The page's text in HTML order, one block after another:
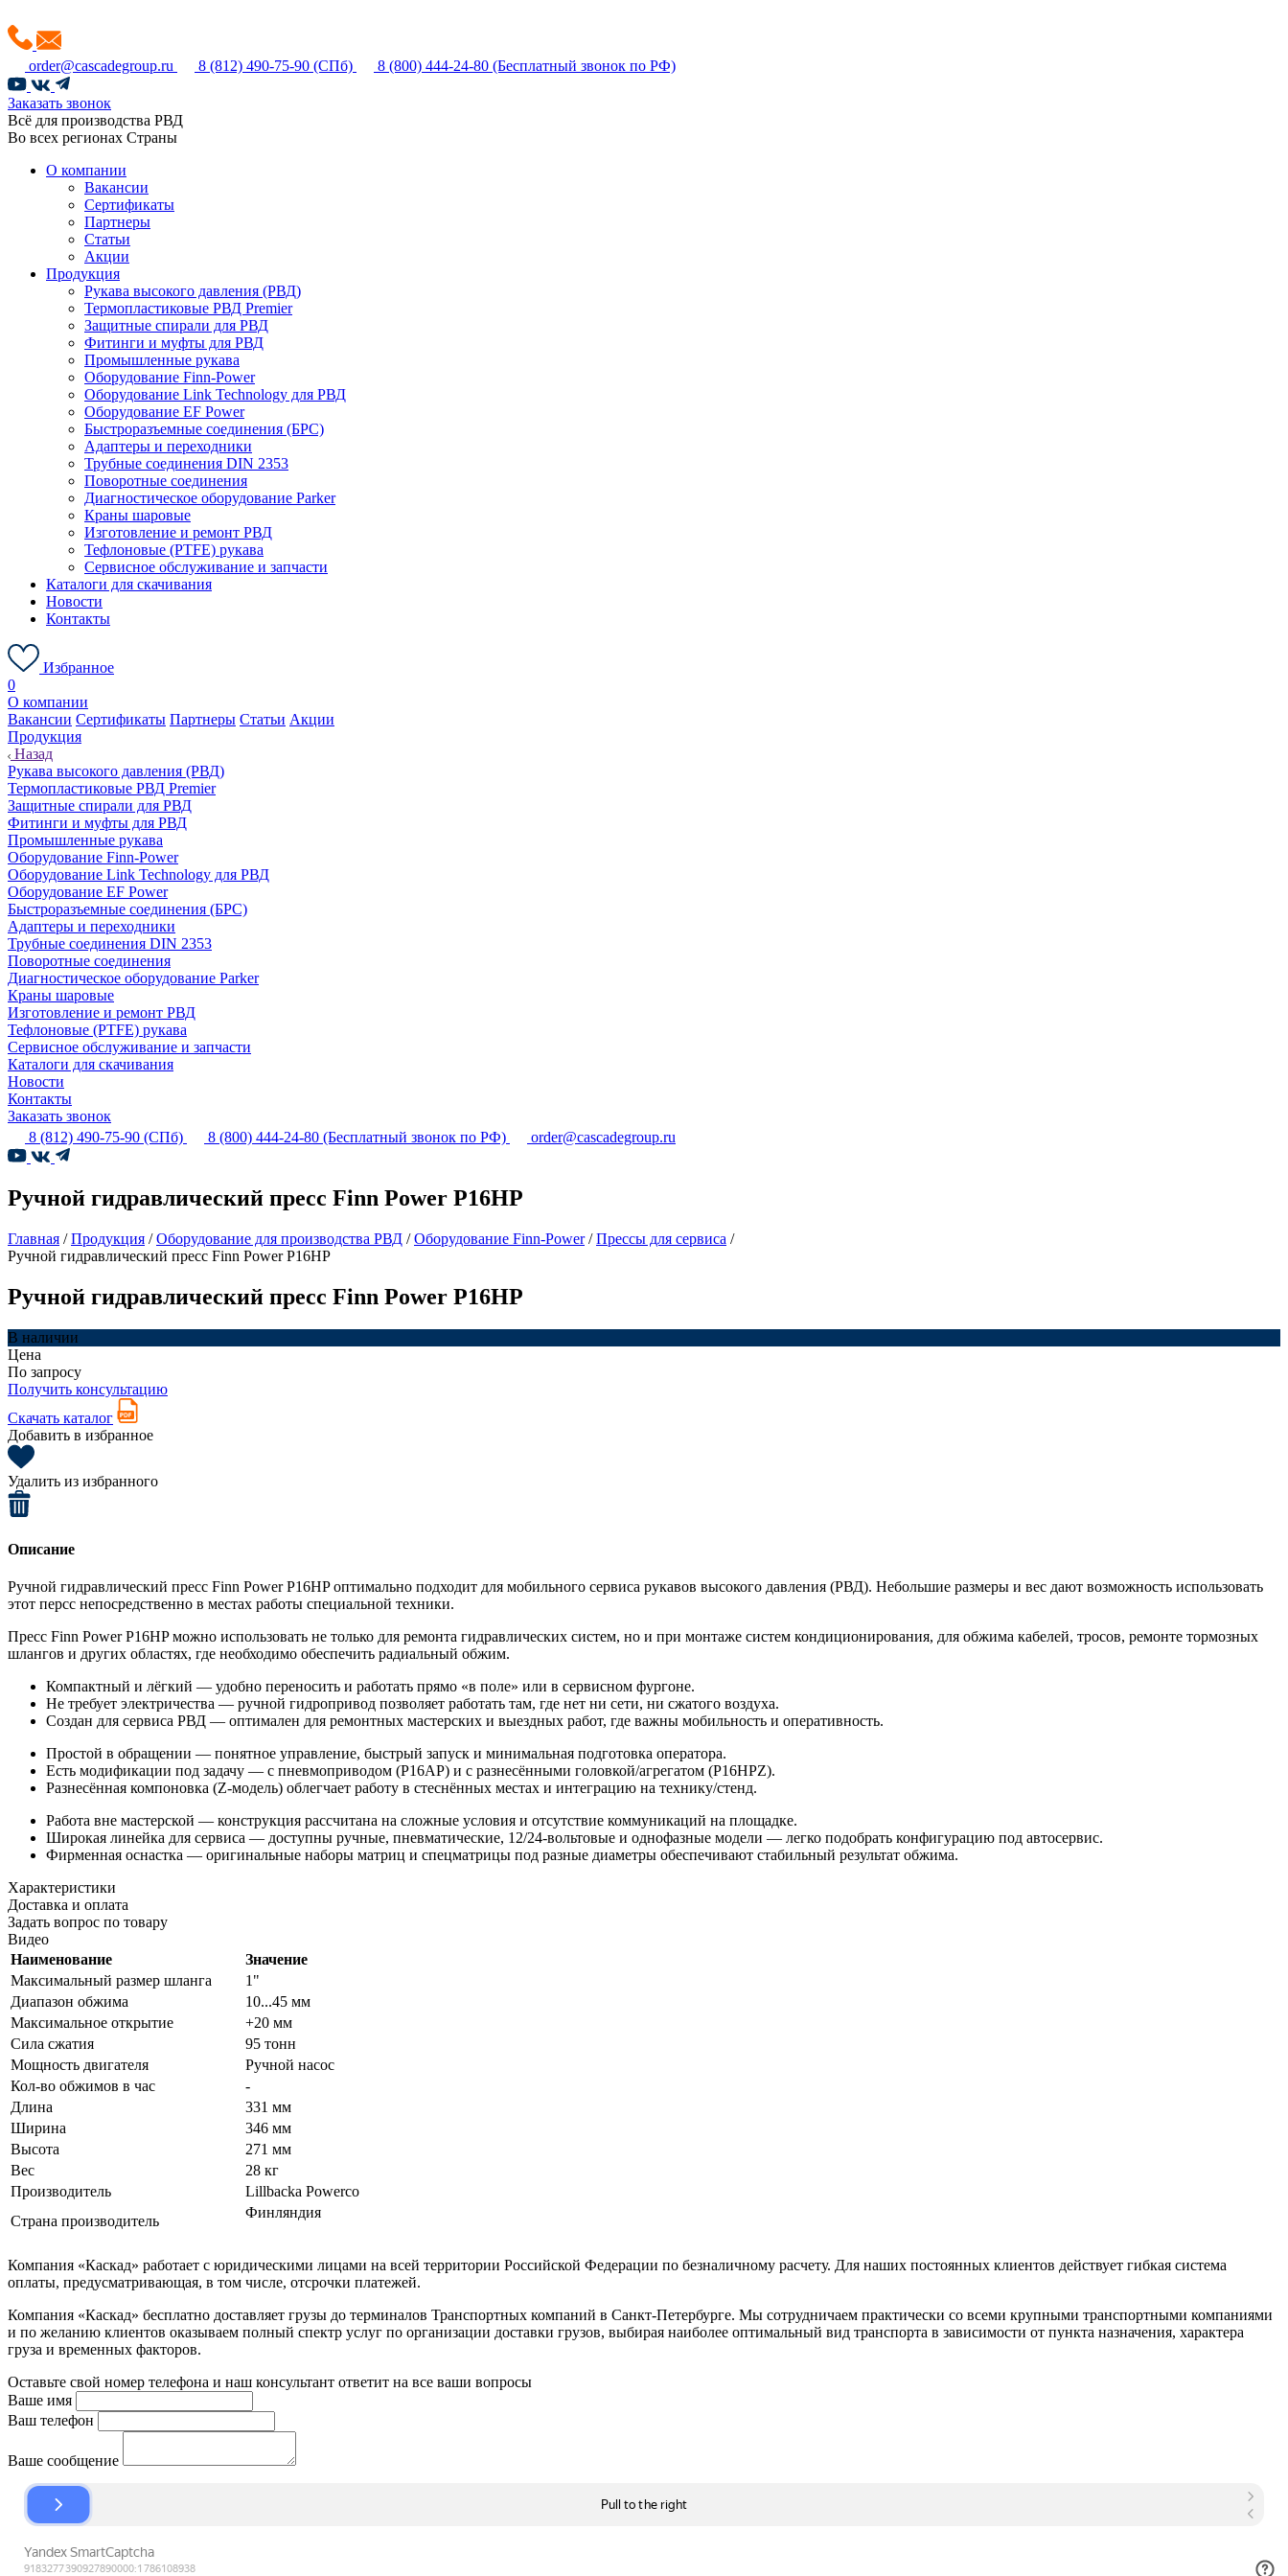
order@cascadegroup.ru 8 (812) 490-75-90 (СПб) 8 (800) 444-24-80 (Бесплатный звонок по РФ)
Заказать звонок
Всё для производства РВД
Во всех регионах Страны
О компании
Вакансии
Сертификаты
Партнеры
Статьи
Акции
Продукция
Рукава высокого давления (РВД)
Термопластиковые РВД Premier
Защитные спирали для РВД
Фитинги и муфты для РВД
Промышленные рукава
Оборудование Finn-Power
Оборудование Link Technology для РВД
Оборудование EF Power
Быстроразъемные соединения (БРС)
Адаптеры и переходники
Трубные соединения DIN 2353
Поворотные соединения
Диагностическое оборудование Parker
Краны шаровые
Изготовление и ремонт РВД
Тефлоновые (PTFE) рукава
Сервисное обслуживание и запчасти
Каталоги для скачивания
Новости
Контакты
Избранное
0
О компании
Вакансии Сертификаты Партнеры Статьи Акции
Продукция
Назад
Рукава высокого давления (РВД)
Термопластиковые РВД Premier
Защитные спирали для РВД
Фитинги и муфты для РВД
Промышленные рукава
Оборудование Finn-Power
Оборудование Link Technology для РВД
Оборудование EF Power
Быстроразъемные соединения (БРС)
Адаптеры и переходники
Трубные соединения DIN 2353
Поворотные соединения
Диагностическое оборудование Parker
Краны шаровые
Изготовление и ремонт РВД
Тефлоновые (PTFE) рукава
Сервисное обслуживание и запчасти
Каталоги для скачивания
Новости
Контакты
Заказать звонок
8 (812) 490-75-90 (СПб) 8 (800) 444-24-80 (Бесплатный звонок по РФ) order@cascadegroup.ru
Ручной гидравлический пресс Finn Power P16HP
Главная /Продукция /Оборудование для производства РВД /Оборудование Finn-Power/Прессы для сервиса /
Ручной гидравлический пресс Finn Power P16HP
Ручной гидравлический пресс Finn Power P16HP
В наличии
Цена
По запросу
Получить консультацию
Скачать каталог
Добавить в избранное
Удалить из избранного
Описание
Ручной гидравлический пресс Finn Power P16HP оптимально подходит для мобильного сервиса рукавов высокого давления (РВД). Небольшие размеры и вес дают возможность использовать
этот персс непосредственно в местах работы специальной техники.
Пресс Finn Power P16HP можно использовать не только для ремонта гидравлических систем, но и при монтаже систем кондиционирования, для обжима кабелей, тросов, ремонте тормозных
шлангов и других областях, где необходимо обеспечить радиальный обжим.
Компактный и лёгкий — удобно переносить и работать прямо «в поле» или в сервисном фургоне.
Не требует электричества — ручной гидропривод позволяет работать там, где нет ни сети, ни сжатого воздуха.
Создан для сервиса РВД — оптимален для ремонтных мастерских и выездных работ, где важны мобильность и оперативность.
Простой в обращении — понятное управление, быстрый запуск и минимальная подготовка оператора.
Есть модификации под задачу — с пневмоприводом (P16AP) и с разнесёнными головкой/агрегатом (P16HPZ).
Разнесённая компоновка (Z-модель) облегчает работу в стеснённых местах и интеграцию на технику/стенд.
Работа вне мастерской — конструкция рассчитана на сложные условия и отсутствие коммуникаций на площадке.
Широкая линейка для сервиса — доступны ручные, пневматические, 12/24-вольтовые и однофазные модели — легко подобрать конфигурацию под автосервис.
Фирменная оснастка — оригинальные наборы матриц и спецматрицы под разные диаметры обеспечивают стабильный результат обжима.
Характеристики
Доставка и оплата
Задать вопрос по товару
Видео
Наименование
Значение
Максимальный размер шланга
1"
Диапазон обжима
10...45 мм
Максимальное открытие
+20 мм
Сила сжатия
95 тонн
Мощность двигателя
Ручной насос
Кол-во обжимов в час
-
Длина
331 мм
Ширина
346 мм
Высота
271 мм
Вес
28 кг
Производитель
Lillbacka Powerco
Страна производитель
Финляндия
Компания «Каскад» работает с юридическими лицами на всей территории Российской Федерации по безналичному расчету. Для наших постоянных клиентов действует гибкая система
оплаты, предусматривающая, в том числе, отсрочки платежей.
Компания «Каскад» бесплатно доставляет грузы до терминалов Транспортных компаний в Санкт-Петербурге. Мы сотрудничаем практически со всеми крупными транспортными компаниями
и по желанию клиентов оказываем полный спектр услуг по организации доставки грузов, выбирая наиболее оптимальный вид транспорта в зависимости от пункта назначения, характера
груза и временных факторов.
Оставьте свой номер телефона и наш консультант ответит на все ваши вопросы
Ваше имя
Ваш телефон
Ваше сообщение